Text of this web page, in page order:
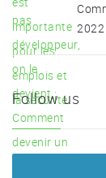
2022
Follow us